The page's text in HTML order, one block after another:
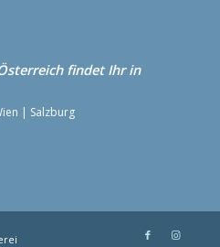
findet Ihr in
| Salzburg